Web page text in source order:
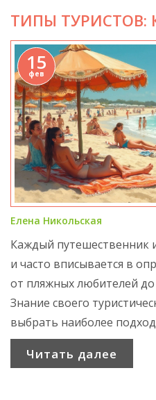
ТИПЫ ТУРИСТОВ:
15
фев
Елена Никольская
Каждый путешественник
и часто вписывается в
от пляжных любителей
Знание своего
выбрать наиболее
направления и
статье разберем, какие
Читать далее